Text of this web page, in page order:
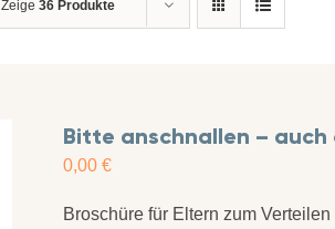
Zeige 36 Produkte
Bitte anschnallen – auch
0,00 €
Broschüre für Eltern zum